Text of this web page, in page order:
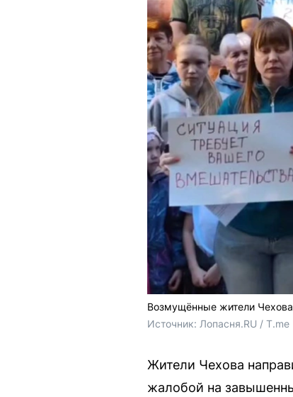
Возмущённые жители
Источник: Лопасня.RU / T.me
Жители Чехова
жалобой на